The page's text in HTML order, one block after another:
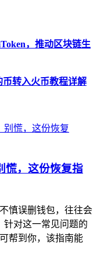
，推动区块链生
转入火币教程详解
慌，这份恢复指
慎误删钱包，往往会
针对这一常见问题的
帮到你，该指南能